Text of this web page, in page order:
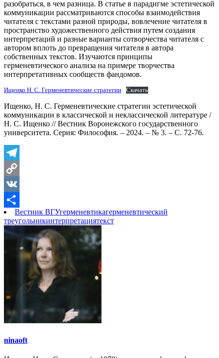
разобраться, в чем разница. В статье в парадигме эстетической
коммуникации рассматриваются способы взаимодействия
читателя с текстами разной природы, вовлечение читателя в
пространство художественного действия путем создания
интерпретаций и разные варианты сотворчества читателя с
автором вплоть до превращения читателя в автора
собственных текстов. Изучаются принципы
герменевтического анализа на примере творчества
интерпретативных сообществ фандомов.
Ищенко Н. С. Герменевтические стратегии Скачать
Ищенко, Н. С. Герменевтические стратегии эстетической
коммуникации в классической и неклассической литературе /
Н. С. Ищенко // Вестник Воронежского государственного
университета. Серия: Философия. – 2024. – № 3. – С. 72-76.
Telegram
Copy
Link
VK
Отправить
Вестник ВГУгерменевтикагерменевтический
треугольникинтерпретациятекст
ninaoft